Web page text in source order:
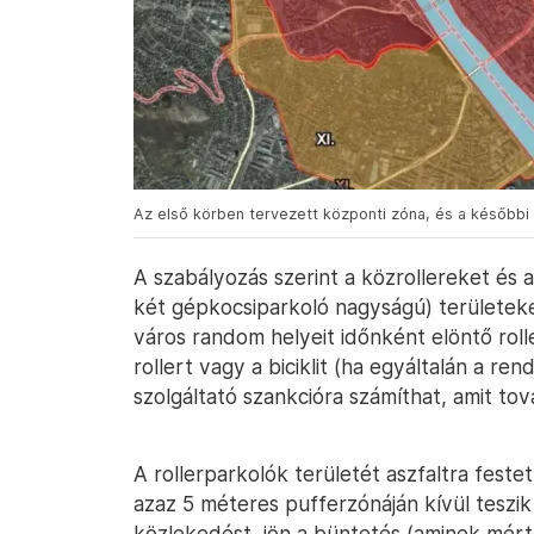
Az első körben tervezett központi zóna, és a későbbi
A szabályozás szerint a közrollereket és
két gépkocsiparkoló nagyságú)
város random helyeit időnként elöntő
rollert vagy a biciklit (ha egyáltalán a
szolgáltató szankcióra számíthat, amit
A rollerparkolók területét aszfaltra
azaz 5 méteres pufferzónáján kívül